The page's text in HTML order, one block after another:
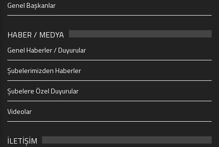
Genel Başkanlar
HABER / MEDYA
Genel Haberler / Duyurular
Şubelerimizden Haberler
Şubelere Özel Duyurular
Videolar
İLETİŞİM